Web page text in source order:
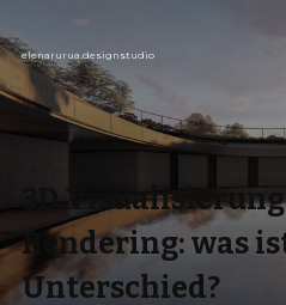
elenarurua.designstudio
3D Visualisierung
Rendering: was
Unterschied?